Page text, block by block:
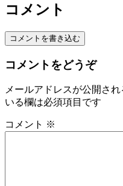
コメント
コメントを書き込む
コメントをどうぞ
メールアドレスが公開され
いる欄は必須項目です
コメント ※